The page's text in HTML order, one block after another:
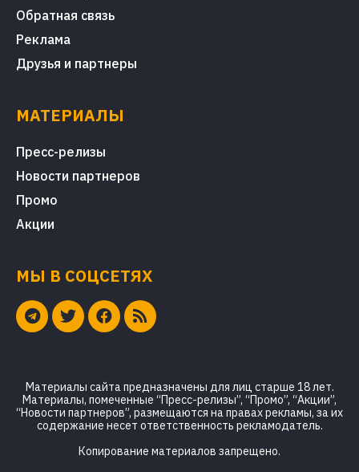
Обратная связь
Реклама
Друзья и партнеры
МАТЕРИАЛЫ
Пресс-релизы
Новости партнеров
Промо
Акции
МЫ В СОЦСЕТЯХ
Материалы сайта предназначены для лиц старше 18 лет.
Материалы, помеченные “Пресс-релизы”, “Промо”, “Акции”,
“Новости партнеров”, размещаются на правах рекламы, за их
содержание несет ответственность рекламодатель.
Копирование материалов запрещено.